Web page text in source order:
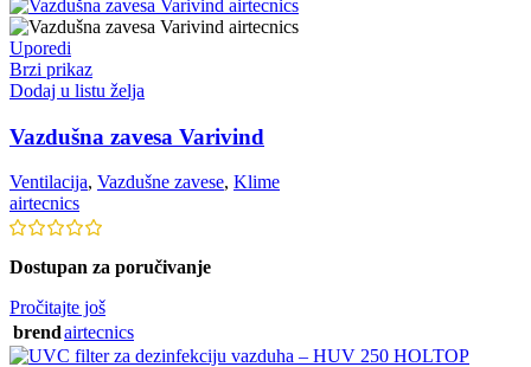
Uporedi
Brzi prikaz
Dodaj u listu želja
Vazdušna zavesa Varivind
Ventilacija, Vazdušne zavese, Klime
airtecnics
Dostupan za poručivanje
Pročitajte još
brendairtecnics